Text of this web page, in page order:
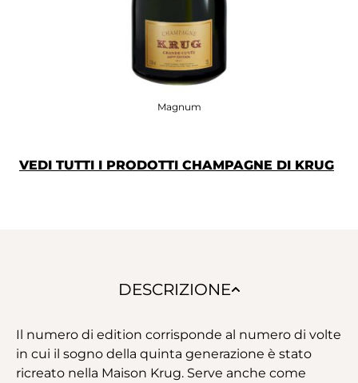
Magnum
VEDI TUTTI I PRODOTTI CHAMPAGNE DI KRUG
DESCRIZIONE
Il numero di edition corrisponde al numero di volte
in cui il sogno della quinta generazione è stato
ricreato nella Maison Krug. Serve anche come